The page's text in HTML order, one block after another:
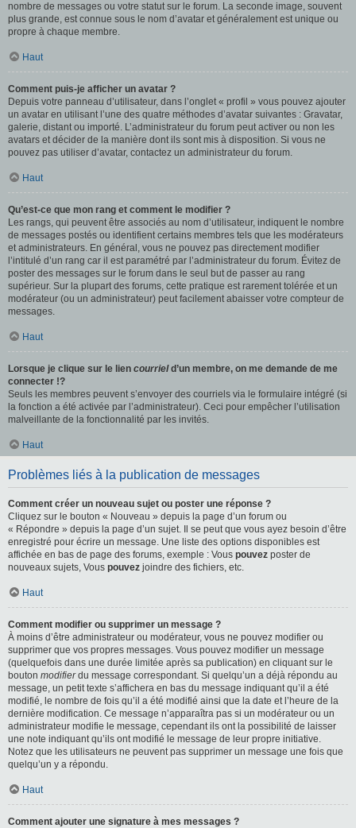
nombre de messages ou votre statut sur le forum. La seconde image, souvent
plus grande, est connue sous le nom d’avatar et généralement est unique ou
propre à chaque membre.
Haut
Comment puis-je afficher un avatar ?
Depuis votre panneau d’utilisateur, dans l’onglet « profil » vous pouvez ajouter
un avatar en utilisant l’une des quatre méthodes d’avatar suivantes : Gravatar,
galerie, distant ou importé. L’administrateur du forum peut activer ou non les
avatars et décider de la manière dont ils sont mis à disposition. Si vous ne
pouvez pas utiliser d’avatar, contactez un administrateur du forum.
Haut
Qu’est-ce que mon rang et comment le modifier ?
Les rangs, qui peuvent être associés au nom d’utilisateur, indiquent le nombre
de messages postés ou identifient certains membres tels que les modérateurs
et administrateurs. En général, vous ne pouvez pas directement modifier
l’intitulé d’un rang car il est paramétré par l’administrateur du forum. Évitez de
poster des messages sur le forum dans le seul but de passer au rang
supérieur. Sur la plupart des forums, cette pratique est rarement tolérée et un
modérateur (ou un administrateur) peut facilement abaisser votre compteur de
messages.
Haut
Lorsque je clique sur le lien courrield’un membre, on me demande de me
connecter !?
Seuls les membres peuvent s’envoyer des courriels via le formulaire intégré (si
la fonction a été activée par l’administrateur). Ceci pour empêcher l’utilisation
malveillante de la fonctionnalité par les invités.
Haut
Problèmes liés à la publication de messages
Comment créer un nouveau sujet ou poster une réponse ?
Cliquez sur le bouton « Nouveau » depuis la page d’un forum ou
« Répondre » depuis la page d’un sujet. Il se peut que vous ayez besoin d’être
enregistré pour écrire un message. Une liste des options disponibles est
affichée en bas de page des forums, exemple : Vous pouvez poster de
nouveaux sujets, Vous pouvez joindre des fichiers, etc.
Haut
Comment modifier ou supprimer un message ?
À moins d’être administrateur ou modérateur, vous ne pouvez modifier ou
supprimer que vos propres messages. Vous pouvez modifier un message
(quelquefois dans une durée limitée après sa publication) en cliquant sur le
bouton modifierdu message correspondant. Si quelqu’un a déjà répondu au
message, un petit texte s’affichera en bas du message indiquant qu’il a été
modifié, le nombre de fois qu’il a été modifié ainsi que la date et l’heure de la
dernière modification. Ce message n’apparaîtra pas si un modérateur ou un
administrateur modifie le message, cependant ils ont la possibilité de laisser
une note indiquant qu’ils ont modifié le message de leur propre initiative.
Notez que les utilisateurs ne peuvent pas supprimer un message une fois que
quelqu’un y a répondu.
Haut
Comment ajouter une signature à mes messages ?